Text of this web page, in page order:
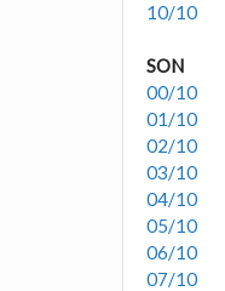
10/10
SON
00/10
01/10
02/10
03/10
04/10
05/10
06/10
07/10